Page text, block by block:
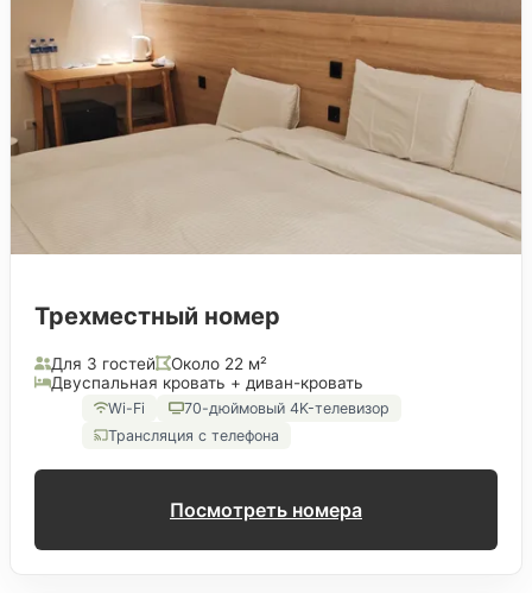
Трехместный номер
Для 3 гостей
Около 22 м²
Двуспальная кровать + диван-кровать
Wi-Fi
70-дюймовый 4K-телевизор
Трансляция с телефона
Посмотреть номера